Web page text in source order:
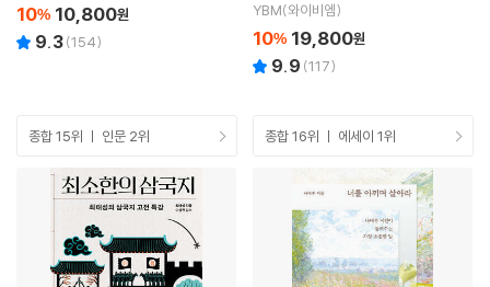
10% 10,800원
9.3(154)
YBM(와이비엠)
10% 19,800원
9.9 (117)
종합 15위 ㅣ 인문 2위 종합 16위 ㅣ 에세이 1위